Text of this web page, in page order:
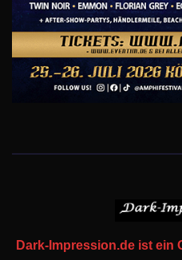
Dark-Impression.de ist ein